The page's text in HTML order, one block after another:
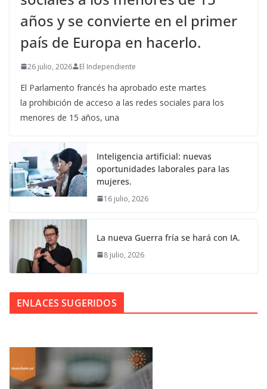
años y se convierte en el primer
país de Europa en hacerlo.
26 julio, 2026 El Independiente
El Parlamento francés ha aprobado este martes
la prohibición de acceso a las redes sociales para los
menores de 15 años, una
Inteligencia artificial: nuevas
oportunidades laborales para las
mujeres.
16 julio, 2026
La nueva Guerra fría se hará con IA.
8 julio, 2026
ENLACES SUGERIDOS